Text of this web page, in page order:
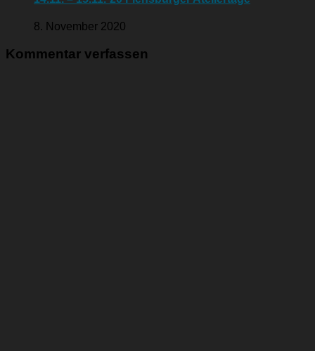
8. November 2020
Kommentar verfassen